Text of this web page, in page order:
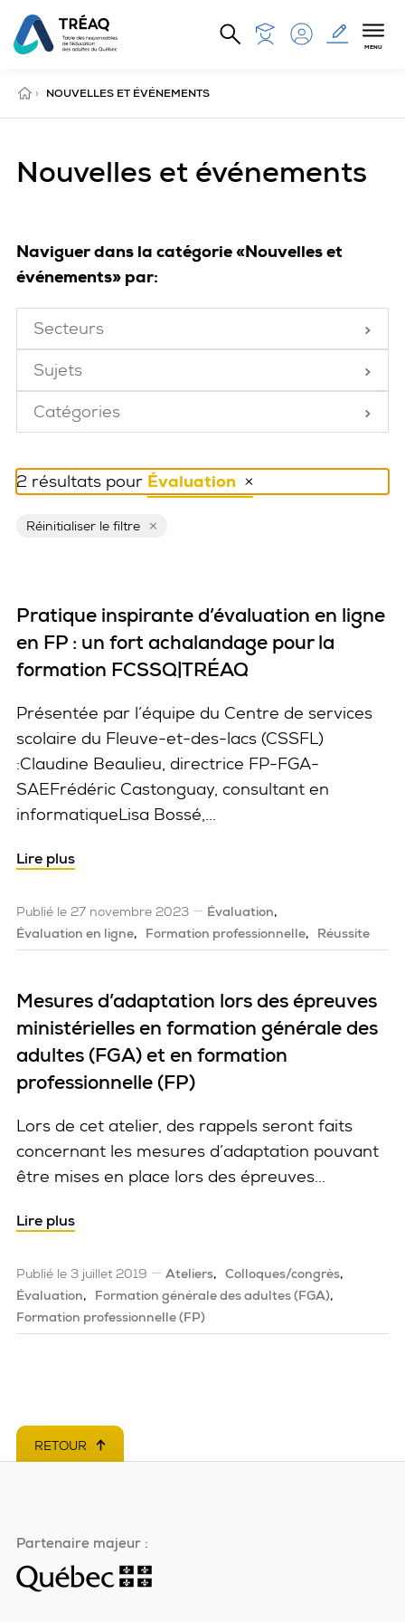
Aller au contenu principal
MENU
ACCUEIL
› NOUVELLES ET ÉVÉNEMENTS
Nouvelles et événements
Naviguer dans la catégorie «Nouvelles et
événements» par:
Secteurs
Fermé
Sujets
Fermé
Catégories
Fermé
2 résultats pour Évaluation
Réinitialiser ce filtre
Réinitialiser le filtre
Pratique inspirante d’évaluation en ligne
en FP : un fort achalandage pour la
formation FCSSQ|TRÉAQ
Présentée par l’équipe du Centre de services
scolaire du Fleuve-et-des-lacs (CSSFL)
:Claudine Beaulieu, directrice FP-FGA-
SAEFrédéric Castonguay, consultant en
informatiqueLisa Bossé,...
Lire plus
Publié le 27 novembre 2023
Évaluation
Évaluation en ligne
Formation professionnelle Réussite
Mesures d’adaptation lors des épreuves
ministérielles en formation générale des
adultes (FGA) et en formation
professionnelle (FP)
Lors de cet atelier, des rappels seront faits
concernant les mesures d’adaptation pouvant
être mises en place lors des épreuves...
Lire plus
Publié le 3 juillet 2019 Ateliers
Colloques/congrès
Évaluation
Formation générale des adultes (FGA)
Formation professionnelle (FP)
RETOUR EN HAUT DE PAGE
Partenaire majeur :
Ce